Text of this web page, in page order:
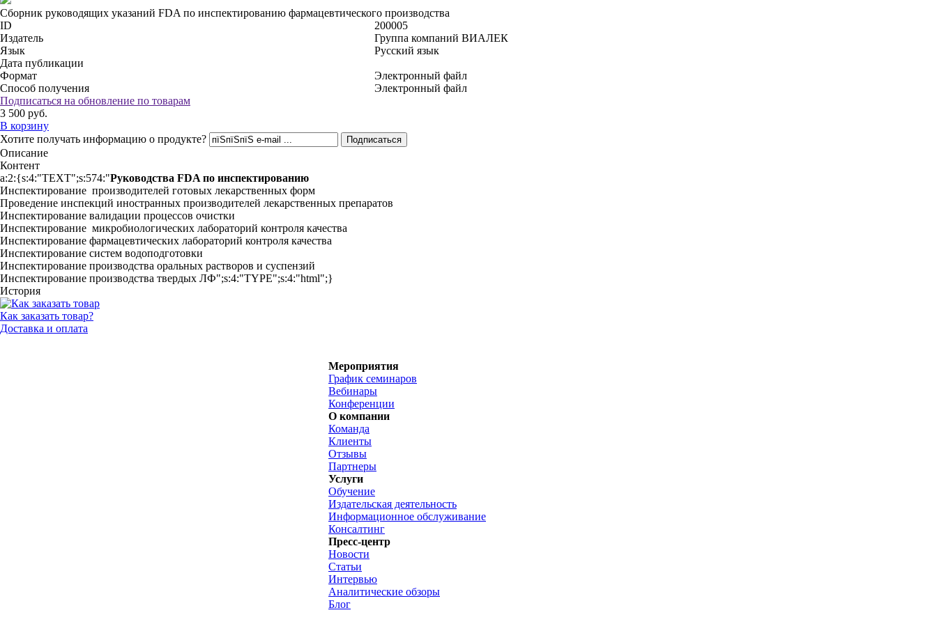
Сборник руководящих указаний FDA по инспектированию фармацевтического производства
ID
200005
Издатель
Группа компаний ВИАЛЕК
Язык
Русский язык
Дата публикации
Формат
Электронный файл
Способ получения
Электронный файл
Подписаться на обновление по товарам
3 500 руб.
В корзину
Хотите получать информацию о продукте?
Описание
Контент
a:2:{s:4:"TEXT";s:574:"Руководства FDA по инспектированию
Инспектирование производителей готовых лекарственных форм
Проведение инспекций иностранных производителей лекарственных препаратов
Инспектирование валидации процессов очистки
Инспектирование микробиологических лабораторий контроля качества
Инспектирование фармацевтических лабораторий контроля качества
Инспектирование систем водоподготовки
Инспектирование производства оральных растворов и суспензий
Инспектирование производства твердых ЛФ";s:4:"TYPE";s:4:"html";}
История
Как заказать товар?
Доставка и оплата
Мероприятия
График семинаров
Вебинары
Конференции
О компании
Команда
Клиенты
Отзывы
Партнеры
Услуги
Обучение
Издательская деятельность
Информационное обслуживание
Консалтинг
Пресс-центр
Новости
Статьи
Интервью
Аналитические обзоры
Блог